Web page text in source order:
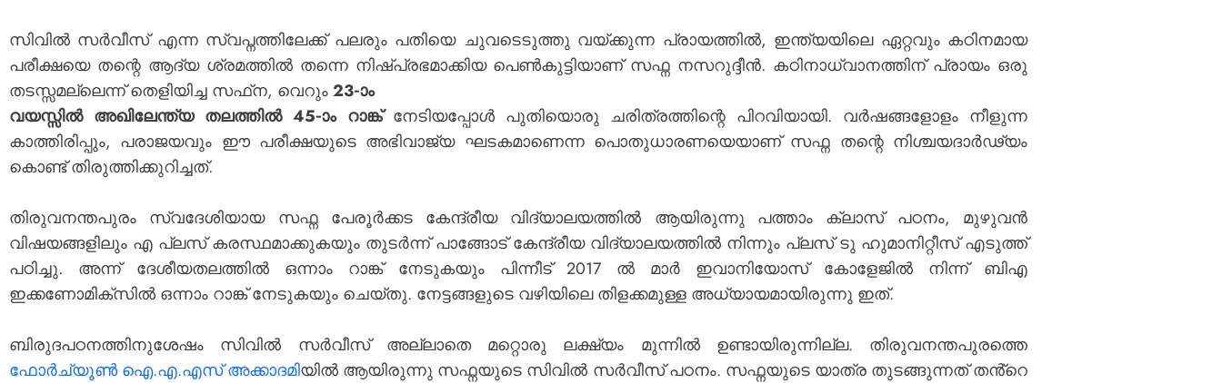
സിവിൽ സർവീസ് എന്ന സ്വ‌പ്നത്തിലേക്ക് പലരും പതിയെ ചുവടെടുത്തു വയ്ക്കുന്ന പ്രായത്തിൽ, ഇന്ത്യയിലെ ഏറ്റവും കഠിനമായ
പരീക്ഷയെ തന്റെ ആദ്യ ശ്രമത്തിൽ തന്നെ നിഷ്പ്രഭമാക്കിയ പെൺകുട്ടിയാണ് സഫ്ന നസറുദ്ദീൻ. കഠിനാധ്വാനത്തിന് പ്രായം ഒരു
തടസ്സമല്ലെന്ന് തെളിയിച്ച സഫ്‌ന, വെറും23-ാം
വയസ്സിൽ അഖിലേന്ത്യ തലത്തിൽ 45-ാം റാങ്ക്നേടിയപ്പോൾ പുതിയൊരു ചരിത്രത്തിന്റെ പിറവിയായി. വർഷങ്ങളോളം നീളുന്ന
കാത്തിരിപ്പും, പരാജയവും ഈ പരീക്ഷയുടെ അഭിവാജ്യ ഘടകമാണെന്ന പൊതുധാരണയെയാണ് സഫ്ന തന്റെ നിശ്ചയദാർഢ്യം
കൊണ്ട് തിരുത്തിക്കുറിച്ചത്.
തിരുവനന്തപുരം സ്വദേശിയായ സഫ്ന പേരൂർക്കട കേന്ദ്രീയ വിദ്യാലയത്തിൽ ആയിരുന്നു പത്താം ക്ലാസ് പഠനം, മുഴുവൻ
വിഷയങ്ങളിലും എ പ്ലസ് കരസ്ഥമാക്കുകയും തുടർന്ന് പാങ്ങോട് കേന്ദ്രീയ വിദ്യാലയത്തിൽ നിന്നും പ്ലസ് ടു ഹുമാനിറ്റീസ് എടുത്ത്
പഠിച്ചു. അന്ന് ദേശീയതലത്തിൽ ഒന്നാം റാങ്ക് നേടുകയും പിന്നീട് 2017 ൽ മാർ ഇവാനിയോസ് കോളേജിൽ നിന്ന് ബിഎ
ഇക്കണോമിക്സിൽ ഒന്നാം റാങ്ക് നേടുകയും ചെയ്‌തു. നേട്ടങ്ങളുടെ വഴിയിലെ തിളക്കമുള്ള അധ്യായമായിരുന്നു ഇത്.
ബിരുദപഠനത്തിനുശേഷം സിവിൽ സർവീസ് അല്ലാതെ മറ്റൊരു ലക്ഷ്യം മുന്നിൽ ഉണ്ടായിരുന്നില്ല. തിരുവനന്തപുരത്തെ
ഫോർച്യൂൺ ഐ.എ.എസ് അക്കാദമിയിൽ ആയിരുന്നു സഫ്നയുടെ സിവിൽ സർവീസ് പഠനം. സഫ്നയുടെ യാത്ര തുടങ്ങുന്നത് തൻ്റെ